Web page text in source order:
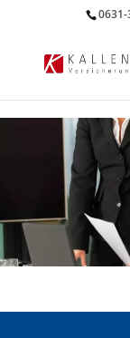
0631-